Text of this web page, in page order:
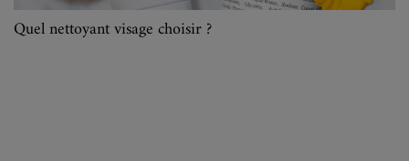
Quel nettoyant visage choisir ?